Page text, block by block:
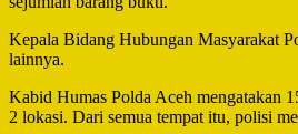
Kepala Bidang Hubungan Masyarakat
lainnya.
Kabid Humas Polda Aceh mengatakan
2 lokasi. Dari semua tempat itu, polisi